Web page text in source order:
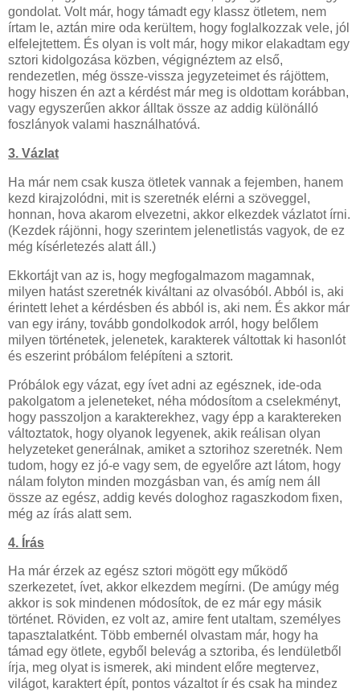
gondolat. Volt már, hogy támadt egy klassz ötletem, nem
írtam le, aztán mire oda kerültem, hogy foglalkozzak vele, jól
elfelejtettem. És olyan is volt már, hogy mikor elakadtam egy
sztori kidolgozása közben, végignéztem az első,
rendezetlen, még össze-vissza jegyzeteimet és rájöttem,
hogy hiszen én azt a kérdést már meg is oldottam korábban,
vagy egyszerűen akkor álltak össze az addig különálló
foszlányok valami használhatóvá.
3. Vázlat
Ha már nem csak kusza ötletek vannak a fejemben, hanem
kezd kirajzolódni, mit is szeretnék elérni a szöveggel,
honnan, hova akarom elvezetni, akkor elkezdek vázlatot írni.
(Kezdek rájönni, hogy szerintem jelenetlistás vagyok, de ez
még kísérletezés alatt áll.)
Ekkortájt van az is, hogy megfogalmazom magamnak,
milyen hatást szeretnék kiváltani az olvasóból. Abból is, aki
érintett lehet a kérdésben és abból is, aki nem. És akkor már
van egy irány, tovább gondolkodok arról, hogy belőlem
milyen történetek, jelenetek, karakterek váltottak ki hasonlót
és eszerint próbálom felépíteni a sztorit.
Próbálok egy vázat, egy ívet adni az egésznek, ide-oda
pakolgatom a jeleneteket, néha módosítom a cselekményt,
hogy passzoljon a karakterekhez, vagy épp a karaktereken
változtatok, hogy olyanok legyenek, akik reálisan olyan
helyzeteket generálnak, amiket a sztorihoz szeretnék. Nem
tudom, hogy ez jó-e vagy sem, de egyelőre azt látom, hogy
nálam folyton minden mozgásban van, és amíg nem áll
össze az egész, addig kevés dologhoz ragaszkodom fixen,
még az írás alatt sem.
4. Írás
Ha már érzek az egész sztori mögött egy működő
szerkezetet, ívet, akkor elkezdem megírni. (De amúgy még
akkor is sok mindenen módosítok, de ez már egy másik
történet. Röviden, ez volt az, amire fent utaltam, személyes
tapasztalatként. Több embernél olvastam már, hogy ha
támad egy ötlete, egyből belevág a sztoriba, és lendületből
írja, meg olyat is ismerek, aki mindent előre megtervez,
világot, karaktert épít, pontos vázaltot ír és csak ha mindez